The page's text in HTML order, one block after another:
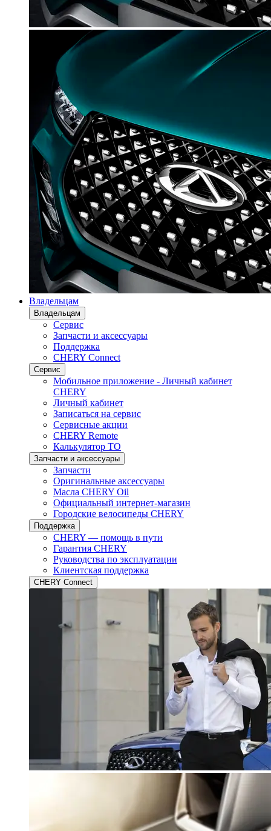
Владельцам
Владельцам
Сервис
Запчасти и аксессуары
Поддержка
CHERY Connect
Сервис
Мобильное приложение - Личный кабинет
CHERY
Личный кабинет
Записаться на сервис
Сервисные акции
CHERY Remote
Калькулятор ТО
Запчасти и аксессуары
Запчасти
Оригинальные аксессуары
Масла CHERY Oil
Официальный интернет-магазин
Городские велосипеды CHERY
Поддержка
CHERY — помощь в пути
Гарантия CHERY
Руководства по эксплуатации
Клиентская поддержка
CHERY Connect